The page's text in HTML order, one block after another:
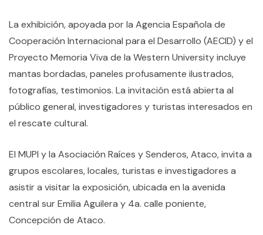
La exhibición, apoyada por la Agencia Española de
Cooperación Internacional para el Desarrollo (AECID) y el
Proyecto Memoria Viva de la Western University incluye
mantas bordadas, paneles profusamente ilustrados,
fotografías, testimonios. La invitación está abierta al
público general, investigadores y turistas interesados en
el rescate cultural.
El MUPI y la Asociación Raíces y Senderos, Ataco, invita a
grupos escolares, locales, turistas e investigadores a
asistir a visitar la exposición, ubicada en la avenida
central sur Emilia Aguilera y 4a. calle poniente,
Concepción de Ataco.